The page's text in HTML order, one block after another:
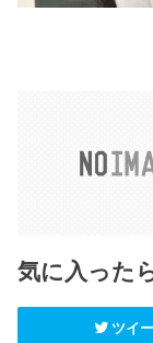
気に入った
ツイ